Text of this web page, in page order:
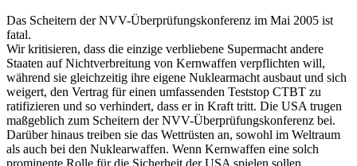
Das Scheitern der NVV-Überprüfungskonferenz im Mai 2005 ist
fatal.
Wir kritisieren, dass die einzige verbliebene Supermacht andere
Staaten auf Nichtverbreitung von Kernwaffen verpflichten will,
während sie gleichzeitig ihre eigene Nuklearmacht ausbaut und sich
weigert, den Vertrag für einen umfassenden Teststop CTBT zu
ratifizieren und so verhindert, dass er in Kraft tritt. Die USA trugen
maßgeblich zum Scheitern der NVV-Überprüfungskonferenz bei.
Darüber hinaus treiben sie das Wettrüsten an, sowohl im Weltraum
als auch bei den Nuklearwaffen. Wenn Kernwaffen eine solch